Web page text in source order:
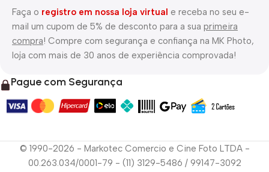
Faça o registro em nossa loja virtual e receba no seu e-
mail um cupom de 5% de desconto para a sua primeira
compra! Compre com segurança e confiança na MK Photo,
loja com mais de 30 anos de experiência comprovada!
Pague com Segurança
© 1990-2026 - Markotec Comercio e Cine Foto LTDA -
00.263.034/0001-79 - (11) 3129-5486 / 99147-3092